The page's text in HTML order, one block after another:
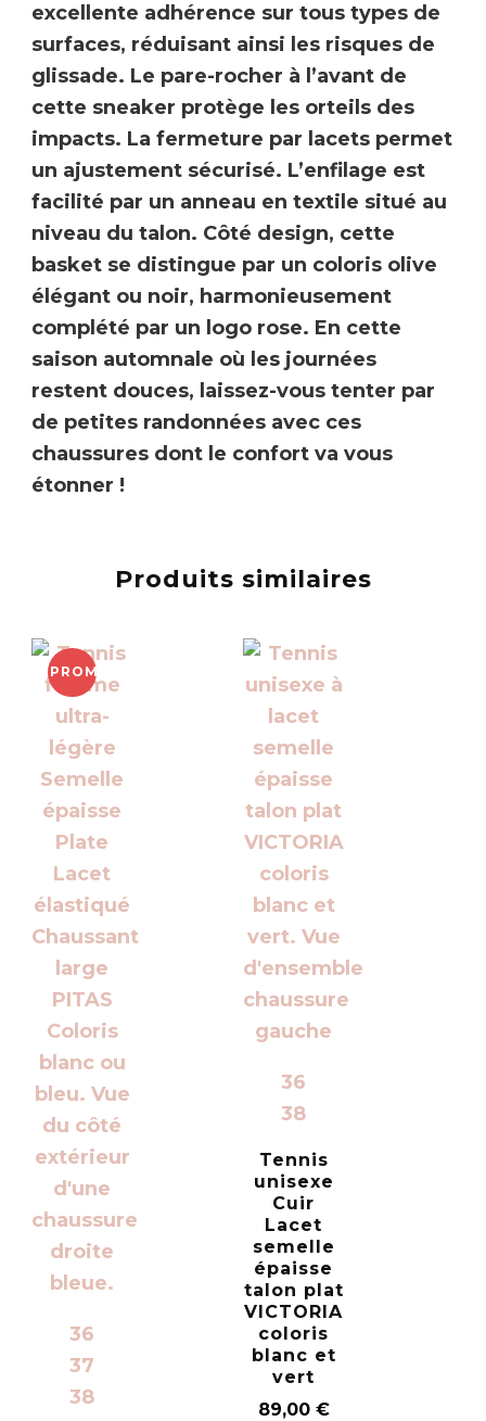
excellente adhérence sur tous types de
surfaces, réduisant ainsi les risques de
glissade. Le pare-rocher à l’avant de
cette sneaker protège les orteils des
impacts. La fermeture par lacets permet
un ajustement sécurisé. L’enfilage est
facilité par un anneau en textile situé au
niveau du talon. Côté design, cette
basket se distingue par un coloris olive
élégant ou noir, harmonieusement
complété par un logo rose. En cette
saison automnale où les journées
restent douces, laissez-vous tenter par
de petites randonnées avec ces
chaussures dont le confort va vous
étonner !
Produits similaires
PROMO !
36
37
38
36
38
Tennis
unisexe
Cuir
Lacet
semelle
épaisse
talon plat
VICTORIA
coloris
blanc et
vert
89,00 €